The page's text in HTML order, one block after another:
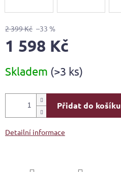
2 399 Kč –33 %
1 598 Kč
cena:
Skladem (>3 ks)
Přidat do košíku
Detailní informace